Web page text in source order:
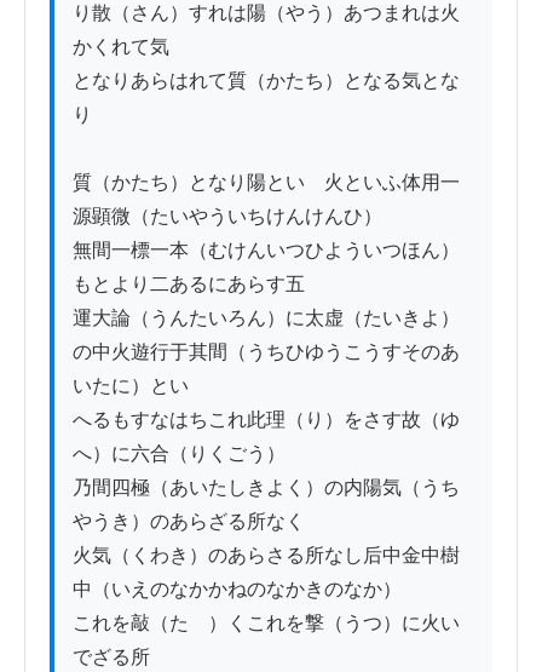
り散（さん）すれは陽（やう）あつまれは火
かくれて気
となりあらはれて質（かたち）となる気とな
り
質（かたち）となり陽といゝ火といふ体用一
源顕微（たいやういちけんけんひ）
無間一標一本（むけんいつひよういつほん）
もとより二あるにあらす五
運大論（うんたいろん）に太虚（たいきよ）
の中火遊行于其間（うちひゆうこうすそのあ
いたに）とい
へるもすなはちこれ此理（り）をさす故（ゆ
へ）に六合（りくごう）
乃間四極（あいたしきよく）の内陽気（うち
やうき）のあらざる所なく
火気（くわき）のあらさる所なし后中金中樹
中（いえのなかかねのなかきのなか）
これを敲（たゝ）くこれを撃（うつ）に火い
でざる所